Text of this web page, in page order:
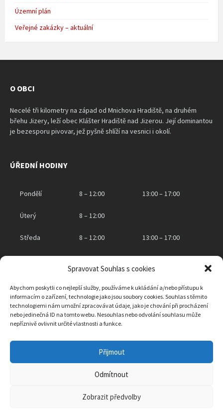
Spravovat Souhlas s cookies
Abychom poskytli co nejlepší služby, používáme k ukládání a/nebo přístupu k
informacím o zařízení, technologie jako jsou soubory cookies. Souhlas s těmito
technologiemi nám umožní zpracovávat údaje, jako je chování při procházení
nebo jedinečná ID na tomto webu. Nesouhlas nebo odvolání souhlasu může
nepříznivě ovlivnit určité vlastnosti a funkce.
Přijmout
Odmítnout
Zobrazit předvolby
Územní plán
Veřejné zakázky – aktuální
O OBCI
Necelé tři kilometry na západ od Mnichova Hradiště, na druhém
břehu Jizery, leží obec Klášter Hradiště nad Jizerou. Její dominantou
je bezesporu pivovar, jež pyšně shlíží na vesnici i okolí.
ÚŘEDNÍ HODINY
Pondělí 8 – 12:00 13:00 – 17:00
Úterý 8 – 12:00
Středa 8 – 12:00 13:00 – 17:00
KONTAKTNÍ INFORMACE
Obec Klášter Hradiště nad Jizerou
Klášter Hradiště nad Jizerou 2, 294 15 Klášter Hradiště nad Jizerou
IČO: 00238007
3mqanvs